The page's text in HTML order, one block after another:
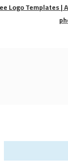
Logo Templates